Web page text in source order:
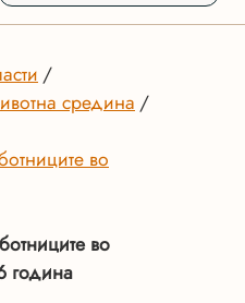
средина
во
во
година